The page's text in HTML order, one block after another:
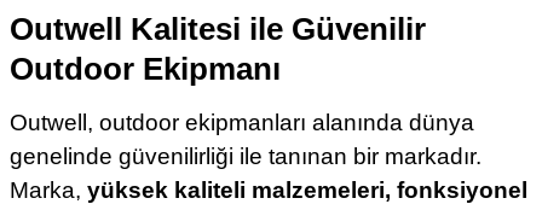
Outwell Kalitesi ile Güvenilir
Outdoor Ekipmanı
Outwell, outdoor ekipmanları alanında dünya
genelinde güvenilirliği ile tanınan bir markadır.
Marka, yüksek kaliteli malzemeleri, fonksiyonel